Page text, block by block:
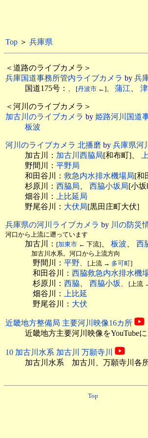
Top ＞ 兵庫県
＜道路のライブカメラ＞
兵庫国道事務所管内ライブカメラ by 兵
国道175号： 、 [丹波市 ←]、 蒲江、
＜河川のライブカメラ＞
加古川のライブカメラ by 姫路河川国道
板波
河川のライブカメラ 北播磨 by 兵庫県河
加古川： 加古川西脇局[和布町]、
野間川： 平野局
和田谷川： 救急内水排水機場局[和
杉原川： 西脇局、 西脇小坂局[小
畑谷川： 上比延局
野尾谷川： 大伏局[黒田庄町大伏]
兵庫県の河川ライブカメラ by 川の防災
河口から上流に遡っています
加古川： [加東市 ← 下流]、 板波、 西
加古川水系。河口から上流方向
野間川： 平野、 [上流 → 多可町]
和田谷川： 西脇救急内水排水機
杉原川： 西脇、 西脇小坂、 [上流
畑谷川： 上比延
野尾谷川： 大伏
近畿地方整備局 主要河川映像16カ所
近畿地方主要河川映像をYouTube
10 加古川水系 加古川 万願寺川
加古川水系 加古川、万願寺川各
Top